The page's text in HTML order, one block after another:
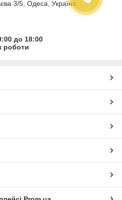
3/5, Одеса, Україна
до 18:00
роботи